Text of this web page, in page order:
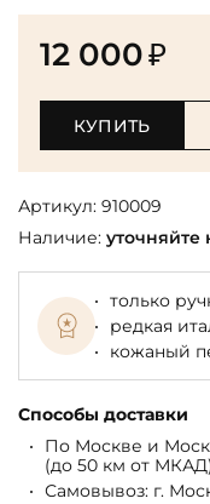
12 000₽
КУПИТЬ
Артикул: 910009
Наличие: уточняйте
только
редкая
кожаный
Способы доставки
По Москве и
(до 50 км от
Самовывоз: г.